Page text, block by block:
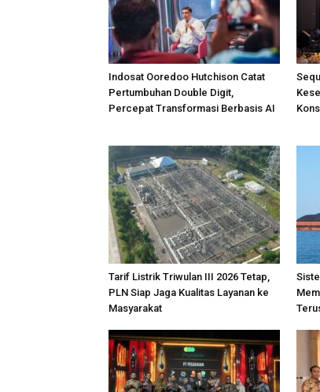
Indosat Ooredoo Hutchison Catat
Pertumbuhan Double Digit,
Percepat Transformasi Berbasis AI
Tarif Listrik Triwulan III 2026 Tetap,
PLN Siap Jaga Kualitas Layanan ke
Masyarakat